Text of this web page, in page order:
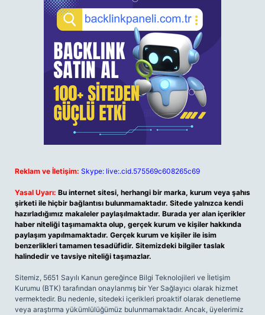
Reklam ve İletişim: Skype: live:.cid.575569c608265c69
Yasal Uyarı: Bu internet sitesi, herhangi bir marka, kurum veya şahıs
şirketi ile hiçbir bağlantısı bulunmamaktadır. Sitede yalnızca kendi
hazırladığımız makaleler paylaşılmaktadır. Burada yer alan içerikler
haber niteliği taşımamakta olup, gerçek kurum ve kişiler hakkında
paylaşım yapılmamaktadır. Gerçek kurum ve kişiler ile isim
benzerlikleri tamamen tesadüfidir. Sitemizdeki bilgiler taslak
halindedir ve tavsiye niteliği taşımazlar.
Sitemiz, 5651 Sayılı Kanun gereğince Bilgi Teknolojileri ve İletişim
Kurumu (BTK) tarafından onaylanmış bir Yer Sağlayıcı olarak hizmet
vermektedir. Bu nedenle, sitedeki içerikleri proaktif olarak denetleme
veya araştırma yükümlülüğümüz bulunmamaktadır. Ancak, üyelerimiz